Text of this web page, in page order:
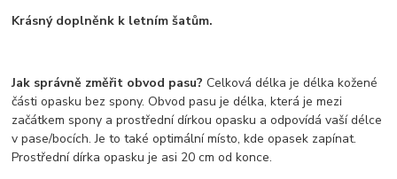
Krásný doplněnk k letním šatům.
Jak správně změřit obvod pasu?Celková délka je délka kožené
části opasku bez spony. Obvod pasu je délka, která je mezi
začátkem spony a prostřední dírkou opasku a odpovídá vaší délce
v pase/bocích. Je to také optimální místo, kde opasek zapínat.
Prostřední dírka opasku je asi 20 cm od konce.